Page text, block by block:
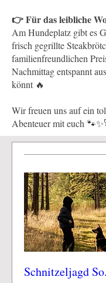
👉 Für das leibliche
Am Hundeplatz gibt es
frisch gegrillte
familienfreundlichen
Nachmittag entspannt
könnt 🔥
Wir freuen uns auf ein
Abenteuer mit euch
Schnitzeljagd